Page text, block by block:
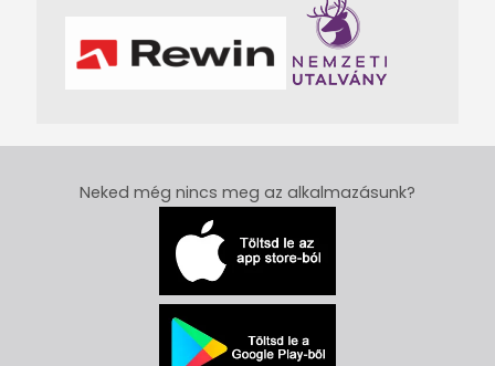
Neked még nincs meg az alkalmazásunk?